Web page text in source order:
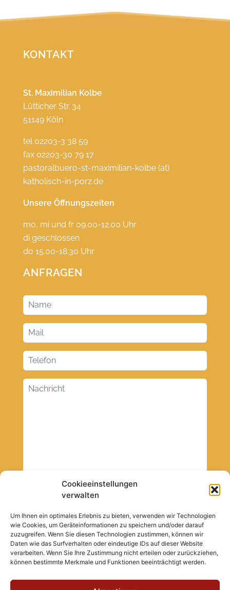
Cookieeinstellungen
verwalten
Um Ihnen ein optimales Erlebnis zu bieten, verwenden wir Technologien
wie Cookies, um Geräteinformationen zu speichern und/oder darauf
zuzugreifen. Wenn Sie diesen Technologien zustimmen, können wir
Daten wie das Surfverhalten oder eindeutige IDs auf dieser Website
verarbeiten. Wenn Sie Ihre Zustimmung nicht erteilen oder zurückziehen,
können bestimmte Merkmale und Funktionen beeinträchtigt werden.
KONTAKT
St. Maximilian Kolbe
Lütticher Str. 34
51149 Köln
tel 02203-3 38 59
fax 02203-30 79 17
pastoralbuero-st-maximilian-kolbe (at)
katholisch-in-porz.de
Unsere Öffnungszeiten
mo, mi und fr 09.00-12.00 Uhr
di geschlossen
do 15.00-18.30 Uhr
ANFRAGEN